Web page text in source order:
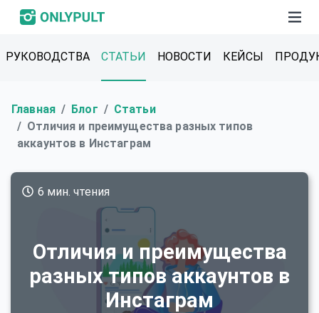
РУКОВОДСТВА СТАТЬИ НОВОСТИ КЕЙСЫ
Главная Блог
Статьи
Отличия и преимущества разных типов
аккаунтов в Инстаграм
Отличия и преимущества
разных типов аккаунтов в
Инстаграм
6 мин. чтения